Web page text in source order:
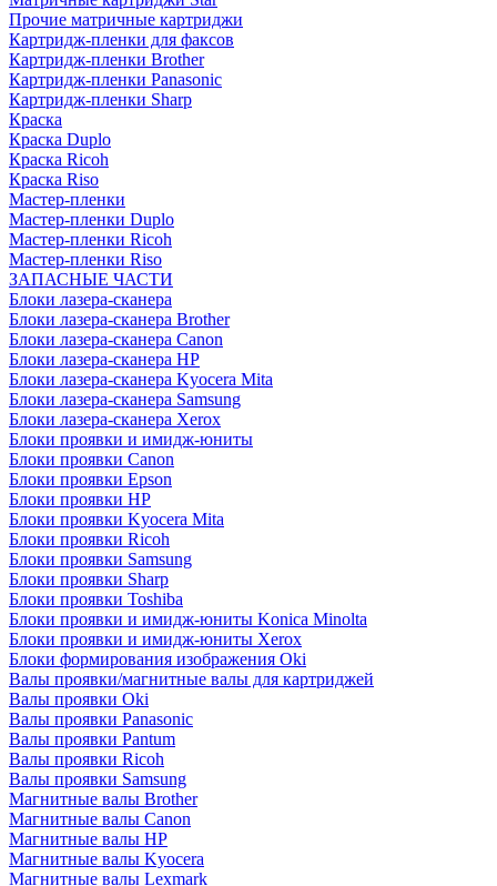
Прочие матричные картриджи
Картридж-пленки для факсов
Картридж-пленки Brother
Картридж-пленки Panasonic
Картридж-пленки Sharp
Краска
Краска Duplo
Краска Ricoh
Краска Riso
Мастер-пленки
Мастер-пленки Duplo
Мастер-пленки Ricoh
Мастер-пленки Riso
ЗАПАСНЫЕ ЧАСТИ
Блоки лазера-сканера
Блоки лазера-сканера Brother
Блоки лазера-сканера Canon
Блоки лазера-сканера HP
Блоки лазера-сканера Kyocera Mita
Блоки лазера-сканера Samsung
Блоки лазера-сканера Xerox
Блоки проявки и имидж-юниты
Блоки проявки Canon
Блоки проявки Epson
Блоки проявки HP
Блоки проявки Kyocera Mita
Блоки проявки Ricoh
Блоки проявки Samsung
Блоки проявки Sharp
Блоки проявки Toshiba
Блоки проявки и имидж-юниты Konica Minolta
Блоки проявки и имидж-юниты Xerox
Блоки формирования изображения Oki
Валы проявки/магнитные валы для картриджей
Валы проявки Oki
Валы проявки Panasonic
Валы проявки Pantum
Валы проявки Ricoh
Валы проявки Samsung
Магнитные валы Brother
Магнитные валы Canon
Магнитные валы HP
Магнитные валы Kyocera
Магнитные валы Lexmark